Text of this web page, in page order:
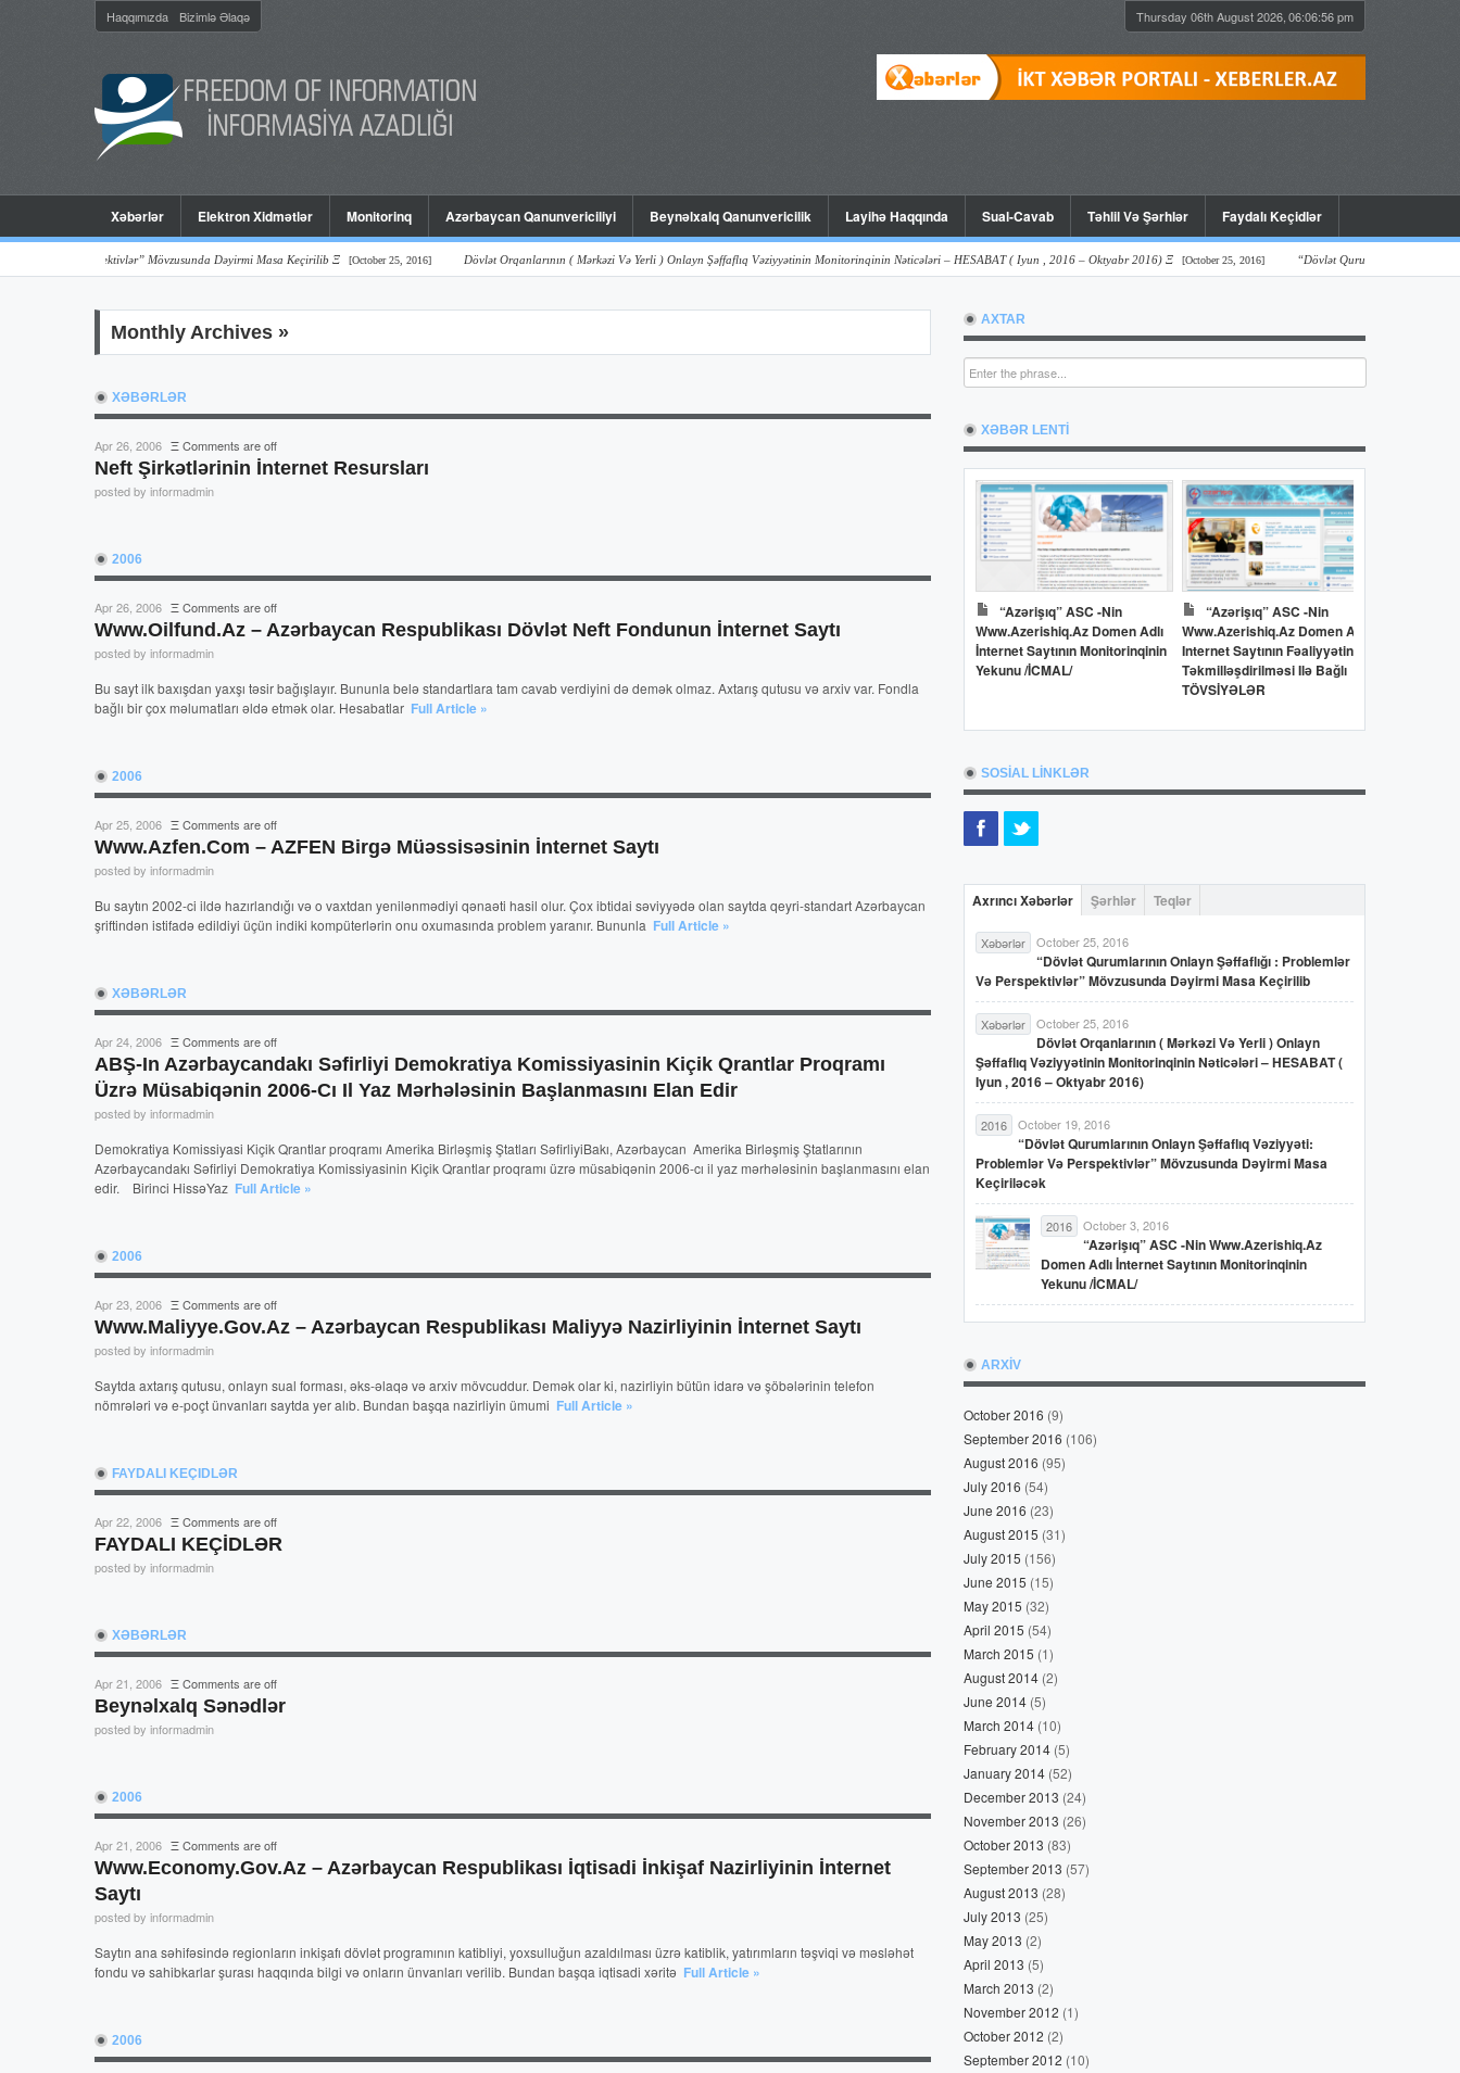
Haqqımızda Bizimlə Əlaqə Thursday 06th August 2026, 06:06:57 pm
Xəbərlər Elektron Xidmətlər Monitorinq Azərbaycan Qanunvericiliyi Beynəlxalq Qanunvericilik Layihə Haqqında Sual-Cavab Təhlil Və Şərhlər Faydalı Keçidlər
Və Perspektivlər” Mövzusunda Dəyirmi Masa Keçirilib Ξ [October 25, 2016] Dövlət Orqanlarının ( Mərkəzi Və Yerli ) Onlayn Şəffaflıq Vəziyyətinin Monitorinqinin Nəticələri – HESABAT ( Iyun , 2016 – Oktyabr 2016) Ξ [October 25, 2016] “Dövlət Qurumlarının Onlayn Şəffaflıq
Monthly Archives »
XƏBƏRLƏR
Apr 26, 2006 ΞComments are off
Neft Şirkətlərinin İnternet Resursları
posted by informadmin
2006
Apr 26, 2006 ΞComments are off
Www.oilfund.az – Azərbaycan Respublikası Dövlət Neft Fondunun İnternet Saytı
posted by informadmin
Bu sayt ilk baxışdan yaxşı təsir bağışlayır. Bununla belə standartlara tam cavab verdiyini də demək olmaz. Axtarış qutusu və arxiv var. Fondla
bağlı bir çox məlumatları əldə etmək olar. Hesabatlar Full Article »
2006
Apr 25, 2006 ΞComments are off
Www.azfen.com – AZFEN Birgə Müəssisəsinin İnternet Saytı
posted by informadmin
Bu saytın 2002-ci ildə hazırlandığı və o vaxtdan yenilənmədiyi qənaəti hasil olur. Çox ibtidai səviyyədə olan saytda qeyri-standart Azərbaycan
şriftindən istifadə edildiyi üçün indiki kompüterlərin onu oxumasında problem yaranır. Bununla Full Article »
XƏBƏRLƏR
Apr 24, 2006 ΞComments are off
ABŞ-In Azərbaycandakı Səfirliyi Demokratiya Komissiyasinin Kiçik Qrantlar Proqramı
Üzrə Müsabiqənin 2006-Cı Il Yaz Mərhələsinin Başlanmasını Elan Edir
posted by informadmin
Demokratiya Komissiyasi Kiçik Qrantlar proqramı Amerika Birləşmiş Ştatları SəfirliyiBakı, Azərbaycan Amerika Birləşmiş Ştatlarının
Azərbaycandakı Səfirliyi Demokratiya Komissiyasinin Kiçik Qrantlar proqramı üzrə müsabiqənin 2006-cı il yaz mərhələsinin başlanmasını elan
edir. Birinci HissəYaz Full Article »
2006
Apr 23, 2006 ΞComments are off
Www.maliyye.gov.az – Azərbaycan Respublikası Maliyyə Nazirliyinin İnternet Saytı
posted by informadmin
Saytda axtarış qutusu, onlayn sual forması, əks-əlaqə və arxiv mövcuddur. Demək olar ki, nazirliyin bütün idarə və şöbələrinin telefon
nömrələri və e-poçt ünvanları saytda yer alıb. Bundan başqa nazirliyin ümumi Full Article »
FAYDALI KEÇIDLƏR
Apr 22, 2006 ΞComments are off
FAYDALI KEÇİDLƏR
posted by informadmin
XƏBƏRLƏR
Apr 21, 2006 ΞComments are off
Beynəlxalq Sənədlər
posted by informadmin
2006
Apr 21, 2006 ΞComments are off
Www.economy.gov.az – Azərbaycan Respublikası İqtisadi İnkişaf Nazirliyinin İnternet
Saytı
posted by informadmin
Saytın ana səhifəsində regionların inkişafı dövlət programının katibliyi, yoxsulluğun azaldılması üzrə katiblik, yatırımların təşviqi və məsləhət
fondu və sahibkarlar şurası haqqında bilgi və onların ünvanları verilib. Bundan başqa iqtisadi xəritə Full Article »
2006
AXTAR
XƏBƏR LENTİ
“Azərişıq” ASC -nin
Www.azerishiq.az Domen Adlı
İnternet Saytının Monitorinqinin
Yekunu /İCMAL/
“Azərişıq” ASC -nin
Www.azerishiq.az Domen Adlı
Internet Saytının Fəaliyyətinin
Təkmilləşdirilməsi Ilə Bağlı
TÖVSİYƏLƏR
SOSİAL LİNKLƏR
Axrıncı Xəbərlər Şərhlər Teqlər
Xəbərlər October 25, 2016
“Dövlət Qurumlarının Onlayn Şəffaflığı : Problemlər
Və Perspektivlər” Mövzusunda Dəyirmi Masa Keçirilib
Xəbərlər October 25, 2016
Dövlət Orqanlarının ( Mərkəzi Və Yerli ) Onlayn
Şəffaflıq Vəziyyətinin Monitorinqinin Nəticələri – HESABAT (
Iyun , 2016 – Oktyabr 2016)
2016 October 19, 2016
“Dövlət Qurumlarının Onlayn Şəffaflıq Vəziyyəti:
Problemlər Və Perspektivlər” Mövzusunda Dəyirmi Masa
Keçiriləcək
2016 October 3, 2016
“Azərişıq” ASC -nin Www.azerishiq.az
Domen Adlı İnternet Saytının Monitorinqinin
Yekunu /İCMAL/
ARXİV
October 2016 (9)
September 2016 (106)
August 2016 (95)
July 2016 (54)
June 2016 (23)
August 2015 (31)
July 2015 (156)
June 2015 (15)
May 2015 (32)
April 2015 (54)
March 2015 (1)
August 2014 (2)
June 2014 (5)
March 2014 (10)
February 2014 (5)
January 2014 (52)
December 2013 (24)
November 2013 (26)
October 2013 (83)
September 2013 (57)
August 2013 (28)
July 2013 (25)
May 2013 (2)
April 2013 (5)
March 2013 (2)
November 2012 (1)
October 2012 (2)
September 2012 (10)